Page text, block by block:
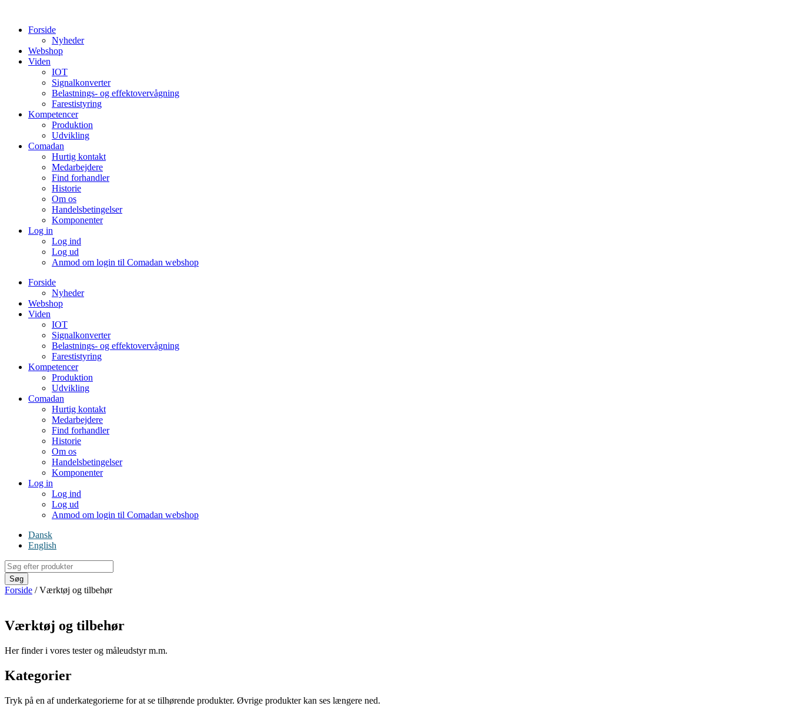
indholdForside
Nyheder
Webshop
Viden
IOT
Signalkonverter
Belastnings- og effektovervågning
Farestistyring
Kompetencer
Produktion
Udvikling
Comadan
Hurtig kontakt
Medarbejdere
Find forhandler
Historie
Om os
Handelsbetingelser
Komponenter
Log in
Log ind
Log ud
Anmod om login til Comadan webshop
Forside
Nyheder
Webshop
Viden
IOT
Signalkonverter
Belastnings- og effektovervågning
Farestistyring
Kompetencer
Produktion
Udvikling
Comadan
Hurtig kontakt
Medarbejdere
Find forhandler
Historie
Om os
Handelsbetingelser
Komponenter
Log in
Log ind
Log ud
Anmod om login til Comadan webshop
Dansk
English
Products
search
Søg
Forside / Værktøj og tilbehør
Værktøj og tilbehør
Her finder i vores tester og måleudstyr m.m.
Kategorier
Tryk på en af underkategorierne for at se tilhørende produkter. Øvrige produkter kan ses længere ned.